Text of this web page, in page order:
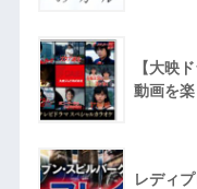
【大映
動画を
レディ